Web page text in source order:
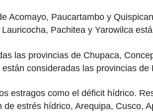
Acomayo, Paucartambo y
Pachitea y Yarowilca
las provincias de Chupaca,
consideradas las provincias
estragos como el déficit hídrico.
de estrés hídrico, Arequipa, Cusco,